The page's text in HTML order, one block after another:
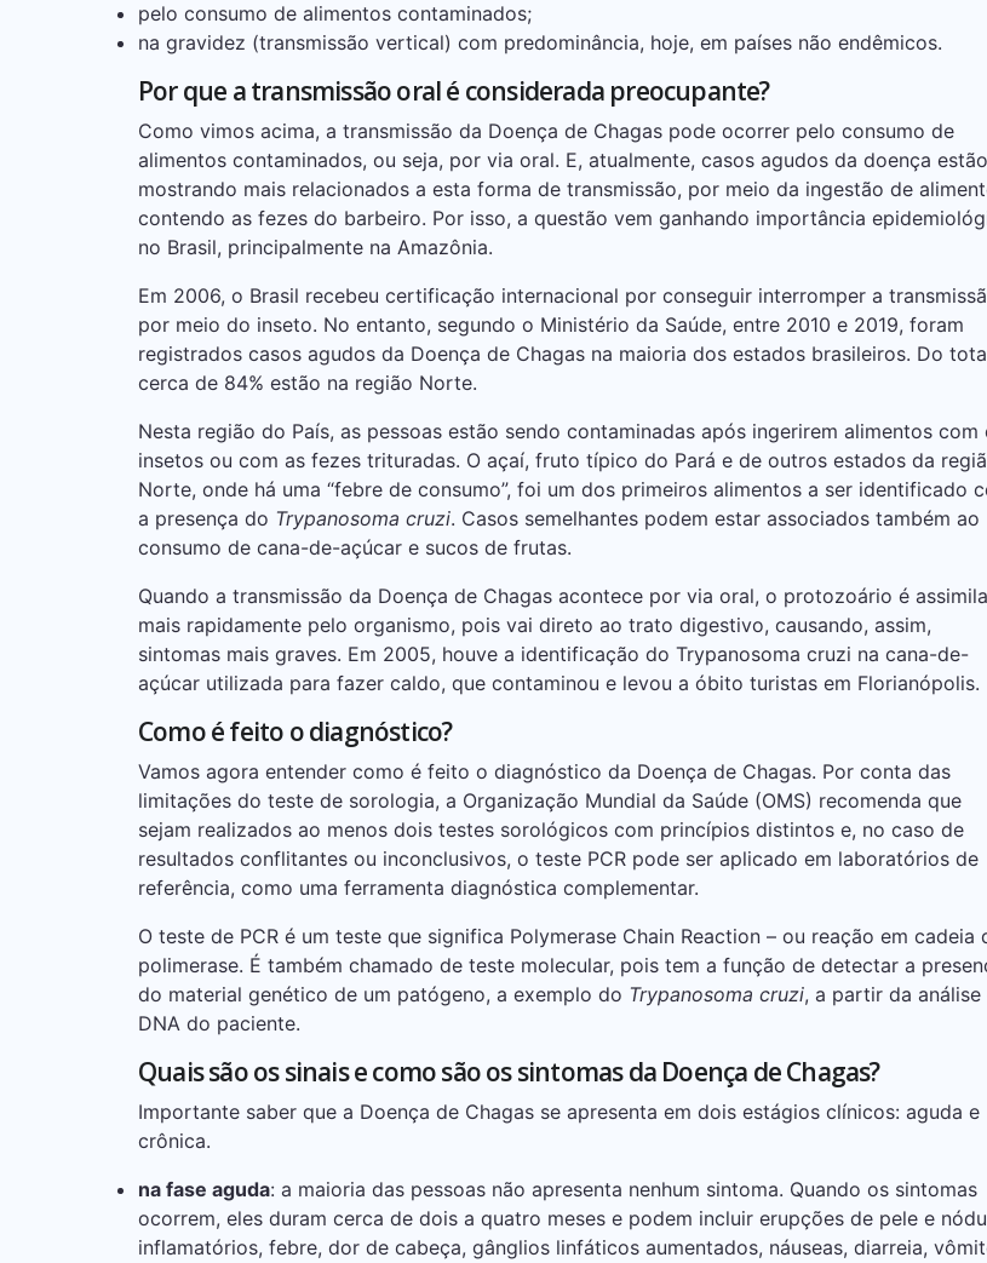
pelo consumo de alimentos contaminados;
na gravidez (transmissão vertical) com predominância, hoje, em países não endêmicos.
Por que a transmissão oral é considerada preocupante?
Como vimos acima, a transmissão da Doença de Chagas pode ocorrer pelo consumo de
alimentos contaminados, ou seja, por via oral. E, atualmente, casos agudos da doença
mostrando mais relacionados a esta forma de transmissão, por meio da ingestão de
contendo as fezes do barbeiro. Por isso, a questão vem ganhando importância
no Brasil, principalmente na Amazônia.
Em 2006, o Brasil recebeu certificação internacional por conseguir interromper a
por meio do inseto. No entanto, segundo o Ministério da Saúde, entre 2010 e 2019, foram
registrados casos agudos da Doença de Chagas na maioria dos estados brasileiros. Do
cerca de 84% estão na região Norte.
Nesta região do País, as pessoas estão sendo contaminadas após ingerirem alimentos com
insetos ou com as fezes trituradas. O açaí, fruto típico do Pará e de outros estados da
Norte, onde há uma “febre de consumo”, foi um dos primeiros alimentos a ser identificado
a presença do Trypanosoma cruzi. Casos semelhantes podem estar associados também ao
consumo de cana-de-açúcar e sucos de frutas.
Quando a transmissão da Doença de Chagas acontece por via oral, o protozoário é
mais rapidamente pelo organismo, pois vai direto ao trato digestivo, causando, assim,
sintomas mais graves. Em 2005, houve a identificação do Trypanosoma cruzi na cana-de-
açúcar utilizada para fazer caldo, que contaminou e levou a óbito turistas em Florianópolis.
Como é feito o diagnóstico?
Vamos agora entender como é feito o diagnóstico da Doença de Chagas. Por conta das
limitações do teste de sorologia, a Organização Mundial da Saúde (OMS) recomenda que
sejam realizados ao menos dois testes sorológicos com princípios distintos e, no caso de
resultados conflitantes ou inconclusivos, o teste PCR pode ser aplicado em laboratórios de
referência, como uma ferramenta diagnóstica complementar.
O teste de PCR é um teste que significa Polymerase Chain Reaction – ou reação em cadeia
polimerase. É também chamado de teste molecular, pois tem a função de detectar a
do material genético de um patógeno, a exemplo do Trypanosoma cruzi, a partir da análise
DNA do paciente.
Quais são os sinais e como são os sintomas da Doença de Chagas?
Importante saber que a Doença de Chagas se apresenta em dois estágios clínicos: aguda e
crônica.
na fase aguda: a maioria das pessoas não apresenta nenhum sintoma. Quando os sintomas
ocorrem, eles duram cerca de dois a quatro meses e podem incluir erupções de pele e
inflamatórios, febre, dor de cabeça, gânglios linfáticos aumentados, náuseas, diarreia,